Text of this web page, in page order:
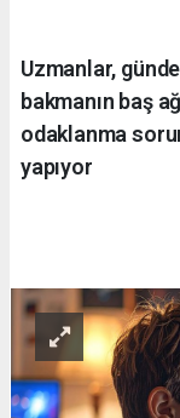
Uzmanlar,
bakmanın baş
odaklanma
yapıyor